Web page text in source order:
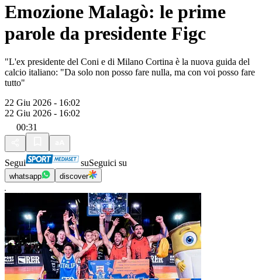
Emozione Malagò: le prime
parole da presidente Figc
"L'ex presidente del Coni e di Milano Cortina è la nuova guida del
calcio italiano: "Da solo non posso fare nulla, ma con voi posso fare
tutto"
22 Giu 2026 - 16:02
22 Giu 2026 - 16:02
00:31
Segui suSeguici su
whatsapp discover